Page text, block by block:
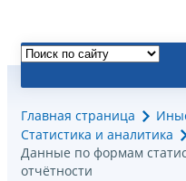
Главная страница
Статистика и аналитика
Данные по формам
отчётности